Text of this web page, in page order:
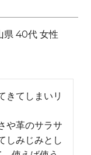
県 40代 女性
きてしまいリ
や革のサラサ
しみじみとし